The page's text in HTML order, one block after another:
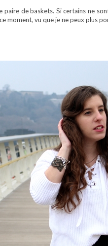
de baskets. Si certains ne
moment, vu que je ne peux plus